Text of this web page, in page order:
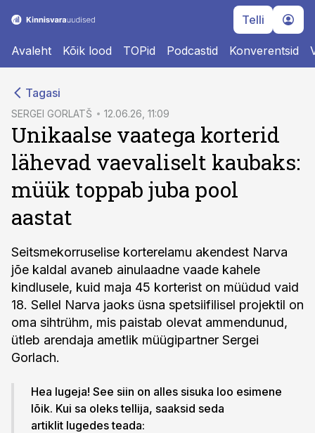
Telli
Avaleht Kõik lood TOPid Podcastid Konverentsid
Tagasi
SERGEI GORLATŠ 12.06.26, 11:09
Unikaalse vaatega korterid
lähevad vaevaliselt kaubaks:
müük toppab juba pool
aastat
Seitsmekorruselise korterelamu akendest Narva
jõe kaldal avaneb ainulaadne vaade kahele
kindlusele, kuid maja 45 korterist on müüdud vaid
18. Sellel Narva jaoks üsna spetsiifilisel projektil on
oma sihtrühm, mis paistab olevat ammendunud,
ütleb arendaja ametlik müügipartner Sergei
Gorlach.
Hea lugeja! See siin on alles sisuka loo esimene
lõik. Kui sa oleks tellija, saaksid seda
artiklit lugedes teada: